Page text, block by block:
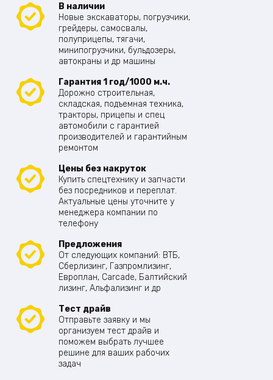
В наличии
Новые экскаваторы, погрузчики,
грейдеры, самосвалы,
полуприцепы, тягачи,
минипогрузчики, бульдозеры,
автокраны и др машины
Гарантия 1 год/1000 м.ч.
Дорожно строительная,
складская, подъемная техника,
тракторы, прицепы и спец
автомобили с гарантией
производителей и гарантийным
ремонтом
Цены без накруток
Купить спецтехнику и запчасти
без посредников и переплат.
Актуальные цены уточните у
менеджера компании по
телефону
Предложения
От следующих компаний: ВТБ,
Сберлизинг, Газпромлизинг,
Европлан, Carcade, Балтийский
лизинг, Альфализинг и др
Тест драйв
Отправьте заявку и мы
организуем тест драйв и
поможем выбрать лучшее
решине для ваших рабочих
задач